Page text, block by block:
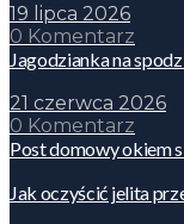
19 lipca 2026
0 Komentarz
Jagodzianka na
21 czerwca 2026
0 Komentarz
Post domowy okiem
Jak oczyścić jelita